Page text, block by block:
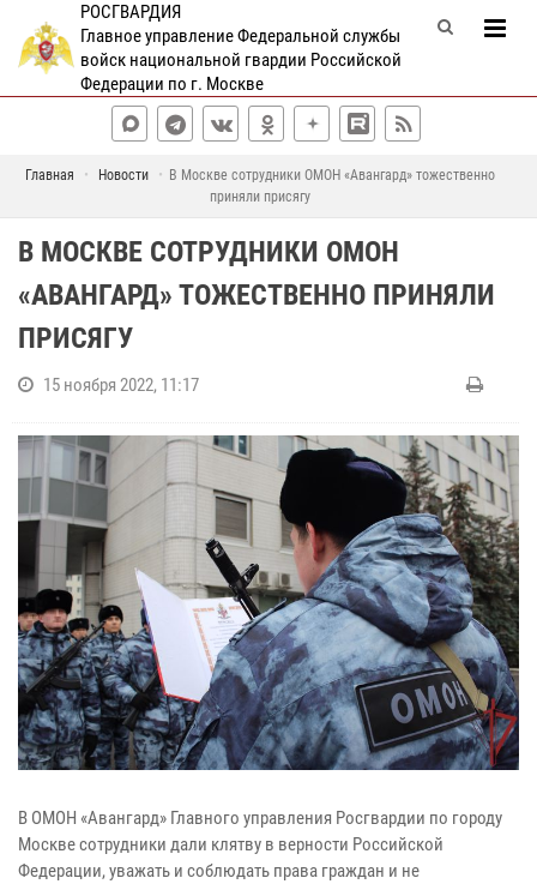
РОСГВАРДИЯ
Главное управление Федеральной службы
войск национальной гвардии Российской
Федерации по г. Москве
Главная Новости
В Москве сотрудники ОМОН «Авангард» тожественно
приняли присягу
В МОСКВЕ СОТРУДНИКИ ОМОН
«АВАНГАРД» ТОЖЕСТВЕННО ПРИНЯЛИ
ПРИСЯГУ
15 ноября 2022, 11:17
В ОМОН «Авангард» Главного управления Росгвардии по городу
Москве сотрудники дали клятву в верности Российской
Федерации, уважать и соблюдать права граждан и не